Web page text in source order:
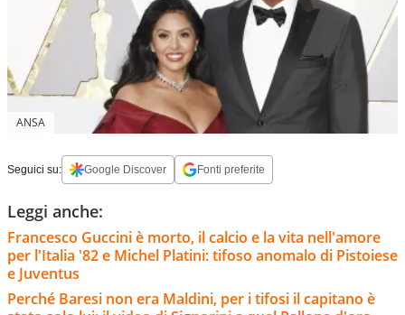
ANSA
Seguici su: Google Discover Fonti preferite
Leggi anche:
Francesco Guccini è morto, il calcio e la vita nell'amore
per l'Italia '82 e Michel Platini: tifoso anomalo di Pistoiese
e Juventus
Perché Baresi non era Maldini, per i tifosi il capitano è